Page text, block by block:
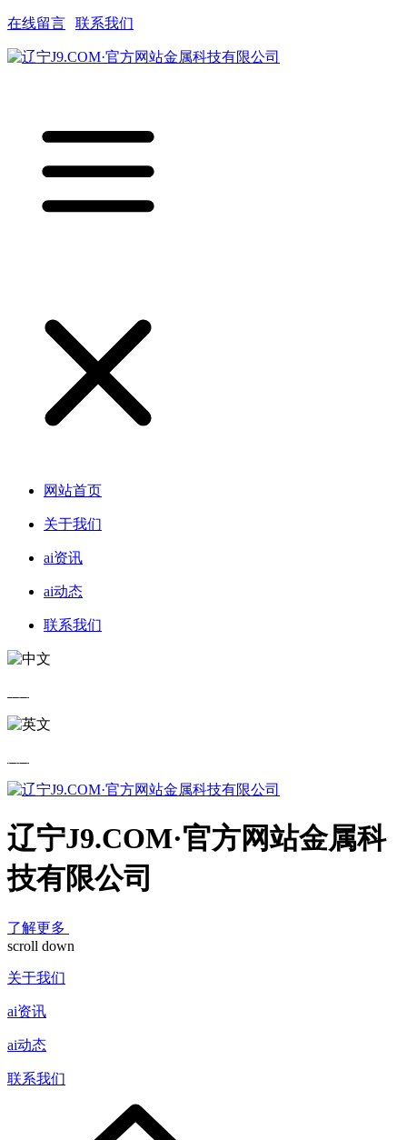
在线留言 联系我们
网站首页
关于我们
ai资讯
ai动态
联系我们
辽宁J9.COM·官方网站金属科
技有限公司
了解更多
scroll down
关于我们
ai资讯
ai动态
联系我们